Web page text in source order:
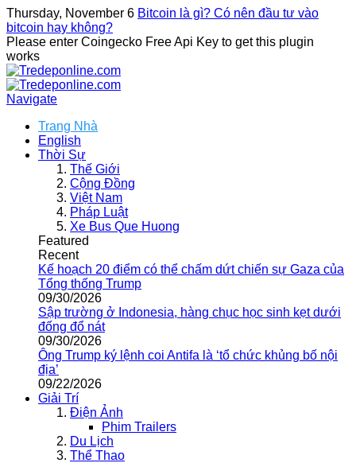
Thursday, November 6 Bitcoin là gì? Có nên đầu tư vào
bitcoin hay không?
Please enter Coingecko Free Api Key to get this plugin
works
Navigate
Trang Nhà
English
Thời Sự
Thế Giới
Cộng Đồng
Việt Nam
Pháp Luật
Xe Bus Que Huong
Featured
Recent
Kế hoạch 20 điểm có thể chấm dứt chiến sự Gaza của
Tổng thống Trump
09/30/2026
Sập trường ở Indonesia, hàng chục học sinh kẹt dưới
đống đổ nát
09/30/2026
Ông Trump ký lệnh coi Antifa là ‘tổ chức khủng bố nội
địa’
09/22/2026
Giải Trí
Điện Ảnh
Phim Trailers
Du Lịch
Thể Thao